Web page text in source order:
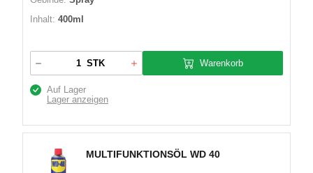
Inhalt: 400ml
STK Warenkorb
Auf Lager
Lager anzeigen
MULTIFUNKTIONSÖL WD 40